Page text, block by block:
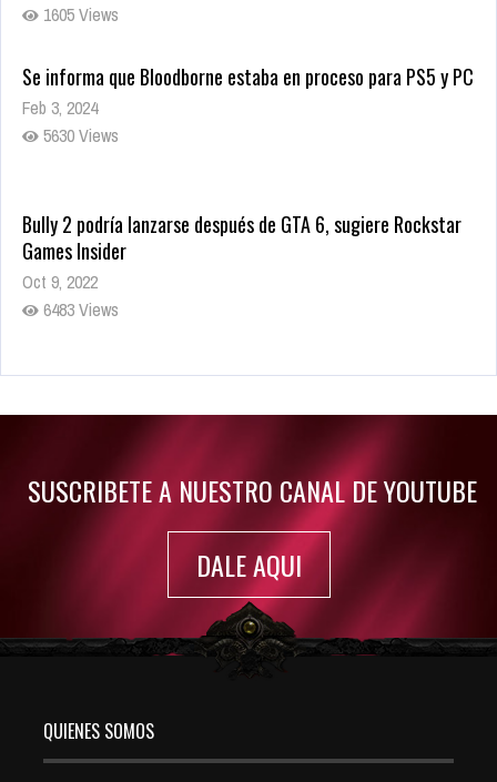
1605 Views
Se informa que Bloodborne estaba en proceso para PS5 y PC
Feb 3, 2024
5630 Views
Bully 2 podría lanzarse después de GTA 6, sugiere Rockstar
Games Insider
Oct 9, 2022
6483 Views
Rumor: Se filtran los primeros detalles de Resident Evil 9
SUSCRIBETE A NUESTRO CANAL DE YOUTUBE
DALE AQUI
QUIENES SOMOS